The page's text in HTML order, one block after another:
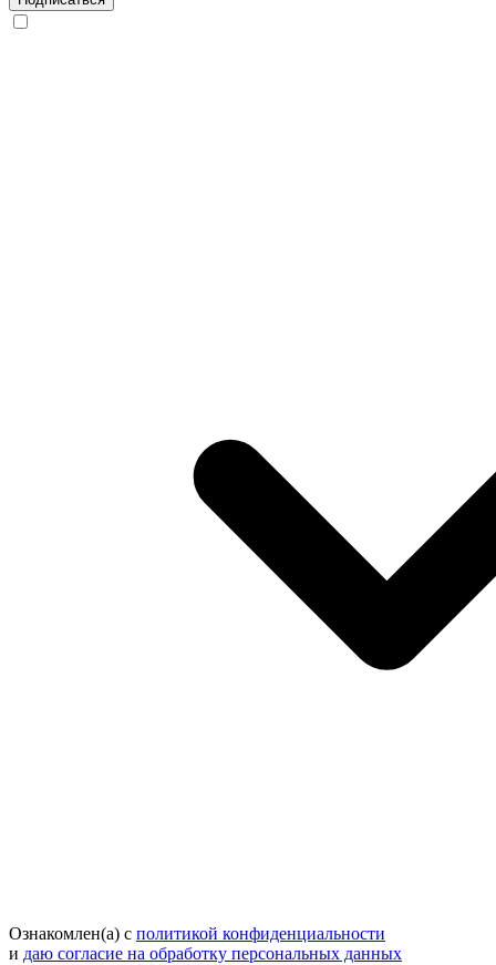
Ознакомлен(а) с политикой конфиденциальности
и даю согласие на обработку персональных данных